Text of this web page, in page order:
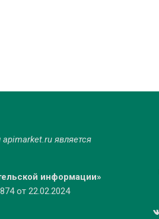
apimarket.ruявляется
информации»
от 22.02.2024